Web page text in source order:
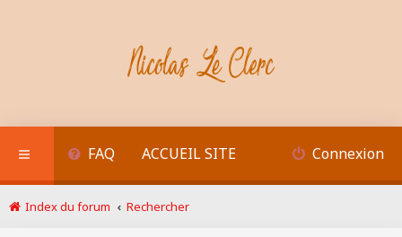
FAQ ACCUEIL SITE Connexion
Index du forum Rechercher